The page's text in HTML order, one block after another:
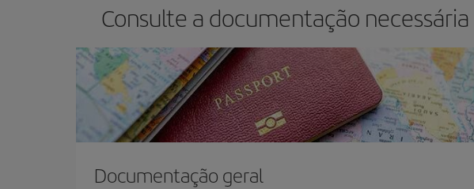
Consulte a documentação
Documentação geral